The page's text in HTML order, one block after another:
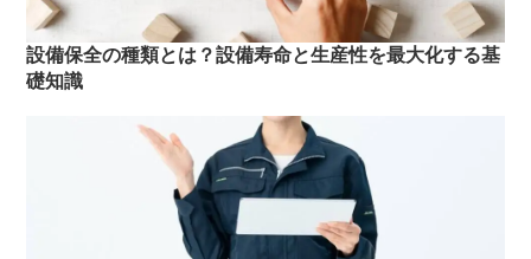
設備保全の種類とは？設備寿命と生産性を最大化する基
礎知識